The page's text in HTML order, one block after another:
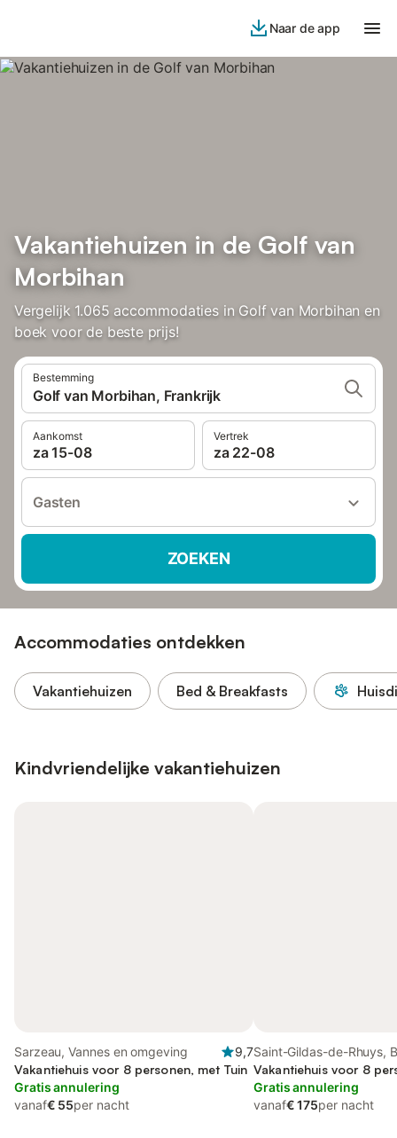
Naar de app
Vakantiehuizen in de Golf van
Morbihan
Vergelijk 1.065 accommodaties in Golf van Morbihan en
boek voor de beste prijs!
Bestemming
Golf van Morbihan, Frankrijk
Aankomst
za 15-08
Vertrek
za 22-08
Gasten
ZOEKEN
Accommodaties ontdekken
Vakantiehuizen Bed & Breakfasts
Kindvriendelijke vakantiehuizen
Sarzeau, Vannes en omgeving
9,7
Vakantiehuis voor 8 personen, met Tuin
Gratis annulering
vanaf€ 55per nacht
Saint-Gildas-de-Rhuys,
Quiberon
Vakantiehuis voor 8
Gratis annulering
vanaf€ 175per nacht